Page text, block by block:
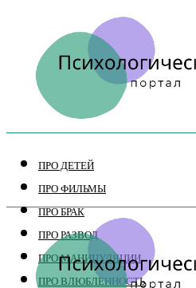
ПРО ДЕТЕЙ
ПРО ФИЛЬМЫ
ПРО БРАК
ПРО РАЗВОД
ПРО МАНИПУЛЯЦИИ
ПРО ВЛЮБЛЕННОСТЬ